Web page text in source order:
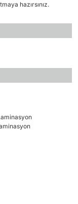
hazırsınız.